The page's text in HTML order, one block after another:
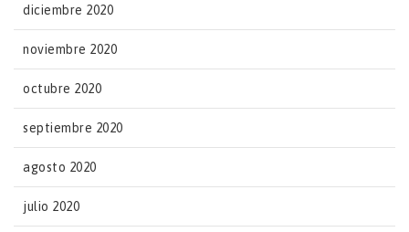
diciembre 2020
noviembre 2020
octubre 2020
septiembre 2020
agosto 2020
julio 2020